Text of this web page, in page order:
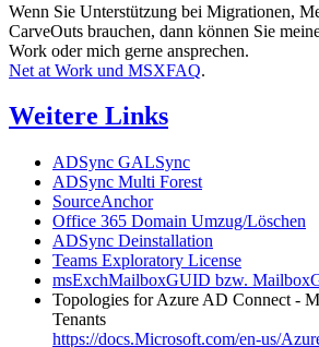
Wenn Sie Unterstützung bei Migrationen,
CarveOuts brauchen, dann können Sie
Work oder mich gerne ansprechen.
Net at Work und MSXFAQ.
Weitere Links
ADSync GALSync
ADSync Multi Forest
SourceAnchor
Office 365 Domain Umzug/Löschen
ADSync Deinstallation
Teams Exploratory License
msExchMailboxGUID bzw.
Topologies for Azure AD Connect -
Tenants
https://docs.Microsoft.com/en-us/